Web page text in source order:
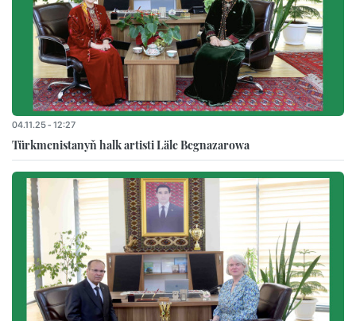
04.11.25 - 12:27
Türkmenistanyň halk artisti Läle Begnazarowa